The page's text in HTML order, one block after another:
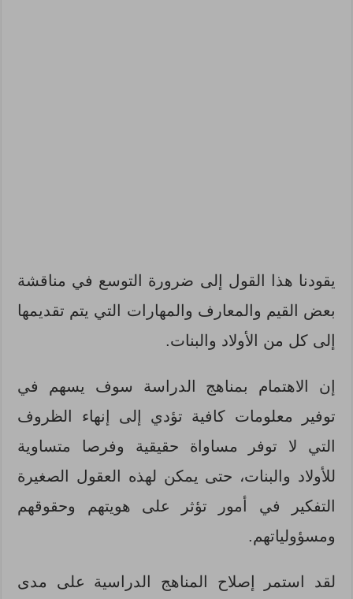
يقودنا هذا القول إلى ضرورة التوسع في مناقشة
بعض القيم والمعارف والمهارات التي يتم تقديمها
إلى كل من الأولاد والبنات.
إن الاهتمام بمناهج الدراسة سوف يسهم في
توفير معلومات كافية تؤدي إلى إنهاء الظروف
التي لا توفر مساواة حقيقية وفرصا متساوية
للأولاد والبنات، حتى يمكن لهذه العقول الصغيرة
التفكير في أمور تؤثر على هويتهم وحقوقهم
ومسؤولياتهم.
لقد استمر إصلاح المناهج الدراسية على مدى